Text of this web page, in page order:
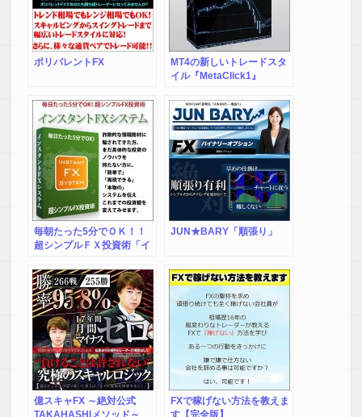
ポリバレントFX
MT4の新しいトレードスタ
イル『MetaClick1』
毎朝たった5分でＯＫ！！
超シンプルＦＸ投資術「イ
【ユーロ円】
JUN★BARY「順張り」
億スキャFX ～絶対公式
TAKAHASHIメソッド～
FXで稼げない方法を教えま
す【完全版】